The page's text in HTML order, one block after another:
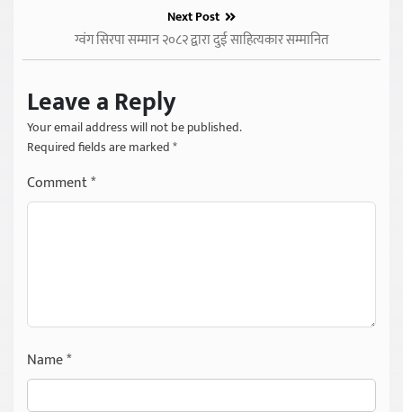
Next Post
ग्वंग सिरपा सम्मान २०८२ द्वारा दुई साहित्यकार सम्मानित
Leave a Reply
Your email address will not be published.
Required fields are marked*
Comment*
Name*